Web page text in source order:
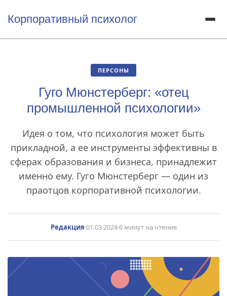
Корпоративный психолог
ПЕРСОНЫ
Гуго Мюнстерберг: «отец
промышленной психологии»
Идея о том, что психология может быть
прикладной, а ее инструменты эффективны в
сферах образования и бизнеса, принадлежит
именно ему. Гуго Мюнстерберг — один из
праотцов корпоративной психологии.
Редакция·01.03.2024·6 минут на чтение